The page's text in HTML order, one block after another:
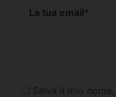
La tua email*
Salva il mio